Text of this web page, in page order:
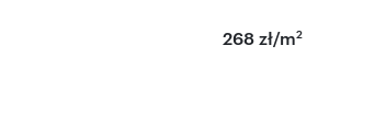
268 zł/m2